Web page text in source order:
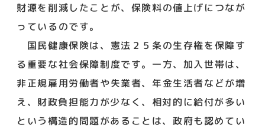
財源を削減したことが、保険料の値上げにつなが
っているのです。
国民健康保険は、憲法２５条の生存権を保障す
る重要な社会保障制度です。一方、加入世帯は、
非正規雇用労働者や失業者、年金生活者などが増
え、財政負担能力が少なく、相対的に給付が多い
という構造的問題があることは、政府も認めてい